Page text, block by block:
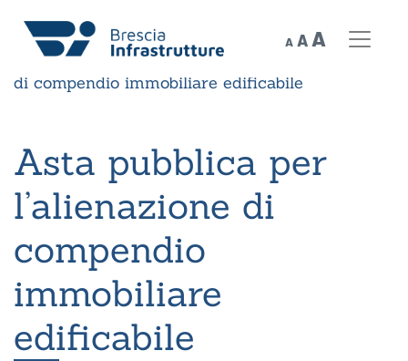
A
Decrease
font
A Reset
A Increase
Home»News»Asta pubblica per l’alienazione
di compendio immobiliare edificabile
Asta pubblica per
l’alienazione di
compendio
immobiliare
edificabile